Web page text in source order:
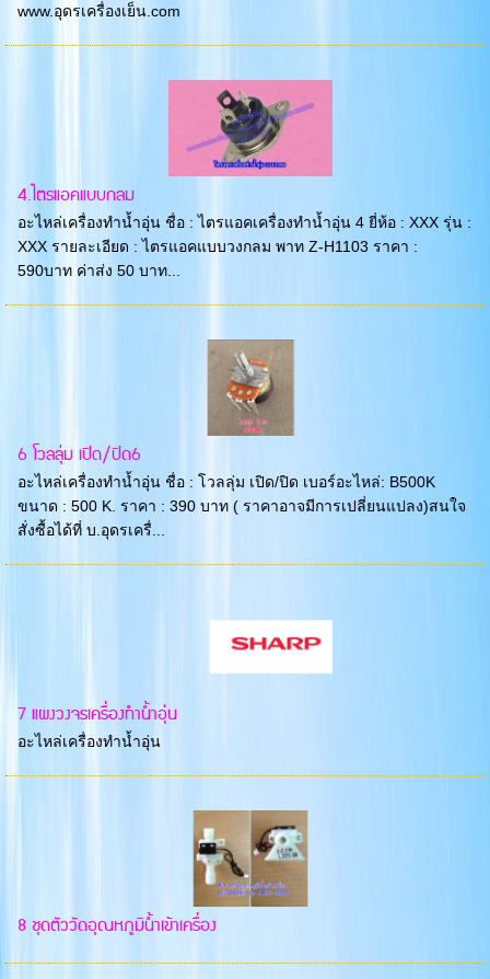
www.อุดรเครื่องเย็น.com
4.ไตรแอคแบบกลม
อะไหล่เครื่องทำน้ำอุ่น ชื่อ : ไตรแอคเครื่องทำน้ำอุ่น 4 ยี่ห้อ : XXX รุ่น :
XXX รายละเอียด : ไตรแอคแบบวงกลม พาท Z-H1103 ราคา :
590บาท ค่าส่ง 50 บาท...
6 โวลลุ่ม เปิด/ปิด6
อะไหล่เครื่องทำน้ำอุ่น ชื่อ : โวลลุ่ม เปิด/ปิด เบอร์อะไหล่: B500K
ขนาด : 500 K. ราคา : 390 บาท ( ราคาอาจมีการเปลี่ยนแปลง)สนใจ
สั่งซื้อได้ที่ บ.อุดรเครื่...
7 แผงวงจรเครื่องทำน้ำอุ่น
อะไหล่เครื่องทำน้ำอุ่น
8 ชุดตัววัดอุณหภูมิน้ำเข้าเครื่อง